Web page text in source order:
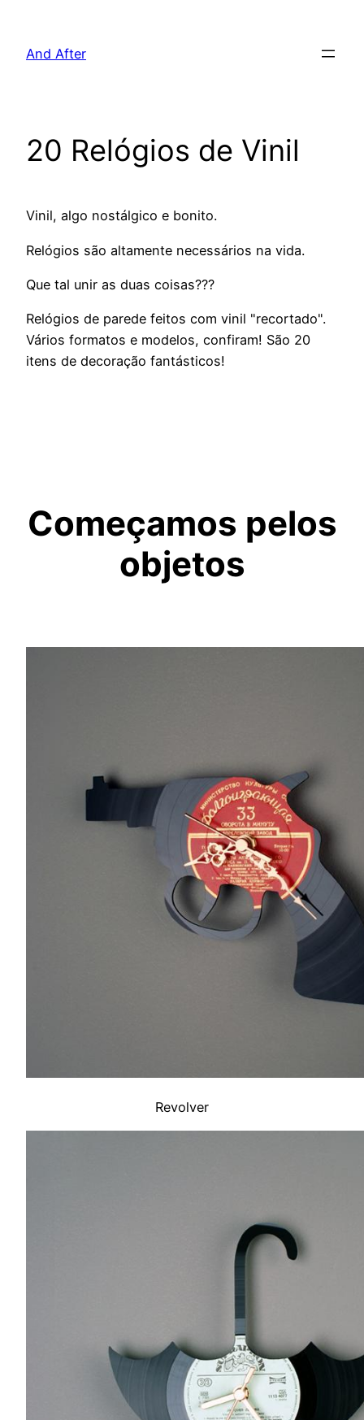
And After
20 Relógios de Vinil
Vinil, algo nostálgico e bonito.
Relógios são altamente necessários na vida.
Que tal unir as duas coisas???
Relógios de parede feitos com vinil "recortado".
Vários formatos e modelos, confiram! São 20
itens de decoração fantásticos!
Começamos pelos
objetos
Revolver